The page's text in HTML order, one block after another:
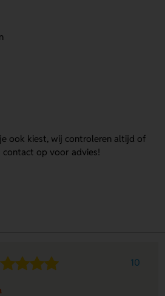
ook kiest, wij controleren altijd of
op voor advies!
10